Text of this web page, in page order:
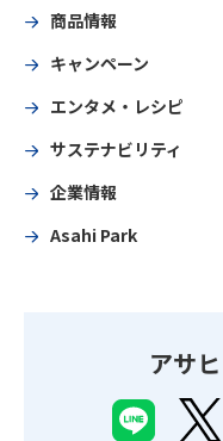
商品情報
キャンペーン
エンタメ・レシピ
サステナビリティ
企業情報
Asahi Park
アサ